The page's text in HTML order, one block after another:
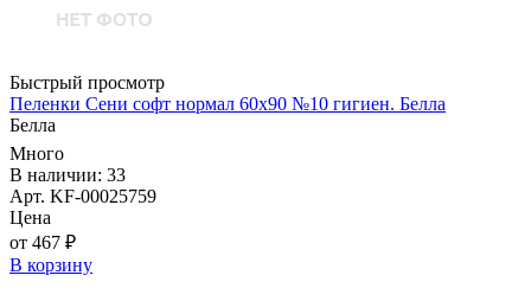
Быстрый просмотр
Пеленки Сени софт нормал 60х90 №10 гигиен. Белла
Белла
Много
В наличии: 33
Арт. KF-00025759
Цена
от 467 ₽
В корзину